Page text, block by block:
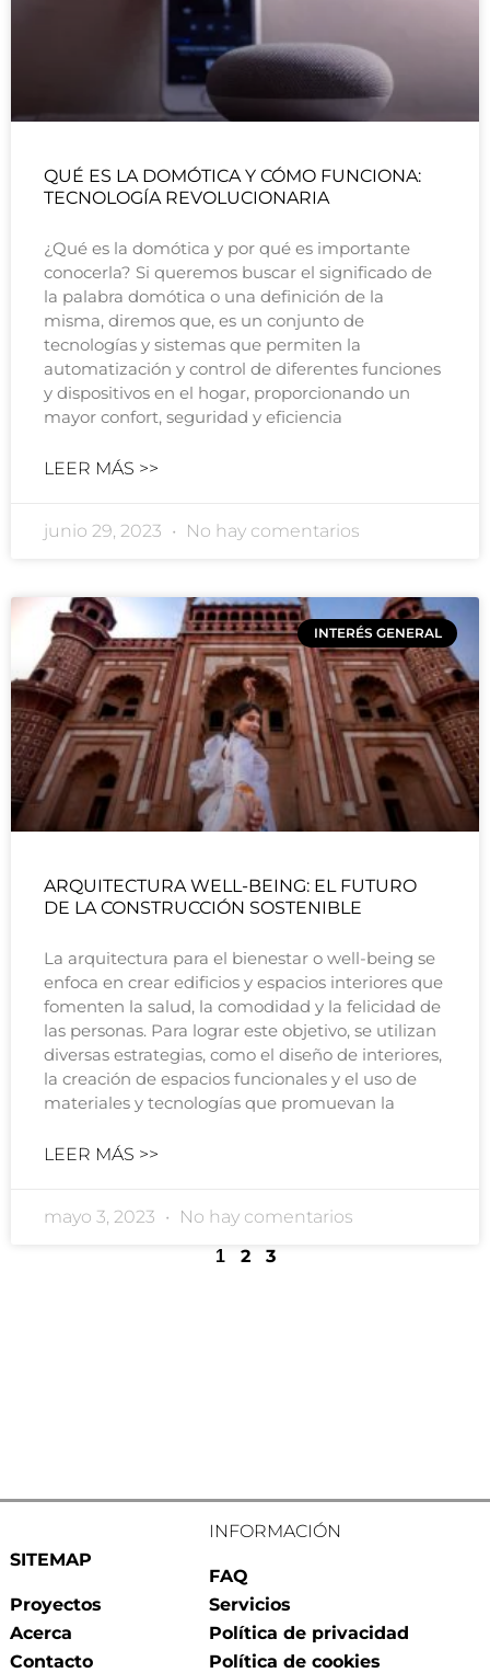
QUÉ ES LA DOMÓTICA Y CÓMO FUNCIONA:
TECNOLOGÍA REVOLUCIONARIA
¿Qué es la domótica y por qué es importante
conocerla? Si queremos buscar el significado de
la palabra domótica o una definición de la
misma, diremos que, es un conjunto de
tecnologías y sistemas que permiten la
automatización y control de diferentes funciones
y dispositivos en el hogar, proporcionando un
mayor confort, seguridad y eficiencia
LEER MÁS >>
junio 29, 2023 No hay comentarios
INTERÉS GENERAL
ARQUITECTURA WELL-BEING: EL FUTURO
DE LA CONSTRUCCIÓN SOSTENIBLE
La arquitectura para el bienestar o well-being se
enfoca en crear edificios y espacios interiores que
fomenten la salud, la comodidad y la felicidad de
las personas. Para lograr este objetivo, se utilizan
diversas estrategias, como el diseño de interiores,
la creación de espacios funcionales y el uso de
materiales y tecnologías que promuevan la
LEER MÁS >>
mayo 3, 2023 No hay comentarios
1 2 3
SITEMAP
Proyectos
Acerca
Contacto
INFORMACIÓN
FAQ
Servicios
Política de privacidad
Política de cookies